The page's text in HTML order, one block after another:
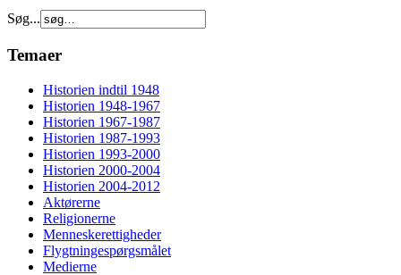
Søg...
Temaer
Historien indtil 1948
Historien 1948-1967
Historien 1967-1987
Historien 1987-1993
Historien 1993-2000
Historien 2000-2004
Historien 2004-2012
Aktørerne
Religionerne
Menneskerettigheder
Flygtningespørgsmålet
Medierne